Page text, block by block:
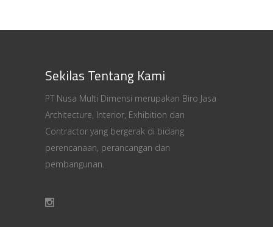
Sekilas Tentang Kami
PT Nusa Multi Dimensi merupakan Biro Jasa
Architecture, Interior, Exhibition dan
Contractor yang bergerak di bidang
perencanaan, perancangan dan
pembangunan.